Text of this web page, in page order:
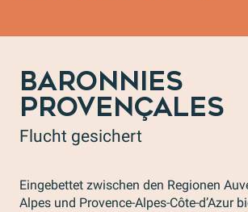
BARONNIES
PROVENÇALES
Flucht gesichert
Eingebettet zwischen den Regionen
Alpes und Provence-Alpes-Côte-d’Azur